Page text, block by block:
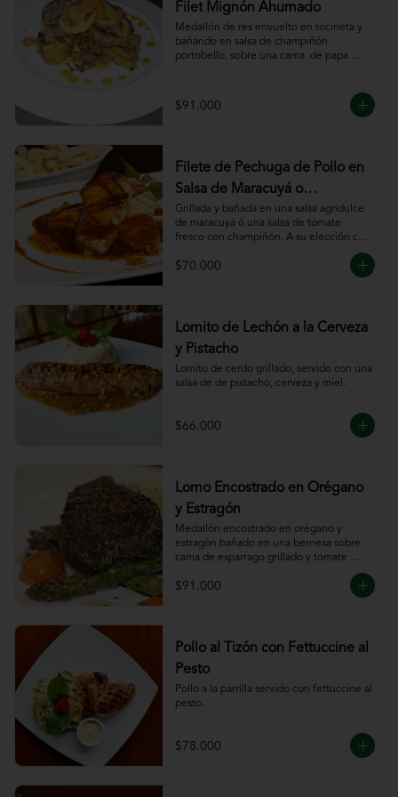
Filet Mignón Ahumado
Medallón de res envuelto en tocineta y
bañando en salsa de champiñón
portobello, sobre una cama  de papa
$91.000
Filete de Pechuga de Pollo en
Salsa de Maracuyá o
Pomodoro
Grillada y bañada en una salsa agridulce
de maracuyá ó una salsa de tomate
fresco con champiñón. A su elección con
espiral o puré.
$70.000
Lomito de Lechón a la Cerveza
y Pistacho
Lomito de cerdo grillado, servido con una
salsa de de pistacho, cerveza y miel.
$66.000
Lomo Encostrado en Orégano
y Estragón
Medallón encostrado en orégano y
estragón bañado en una bernesa sobre
cama de esparrago grillado y tomate
$91.000
Pollo al Tizón con Fettuccine al
Pesto
Pollo a la parrilla servido con fettuccine al
pesto.
$78.000